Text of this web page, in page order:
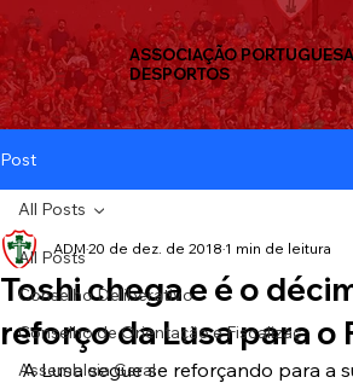
ASSOCIAÇÃO
DESPORTOS
Post
All Posts
Conselho Deliberativo
Conselho de Orientação e Fiscalizaç
Assembleia Geral
All Posts
Toshi chega e é o
reforço da Lusa para o
ADM 20 de dez. de 2018 1 min de leitura
A Lusa segue se reforçando para a